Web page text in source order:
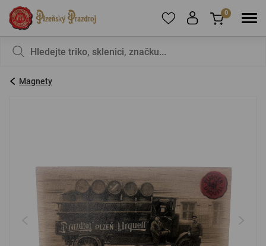
registrujte
PŘIHLÁSIT SE
Zapomenuté heslo Nová registrace
0
Magnety